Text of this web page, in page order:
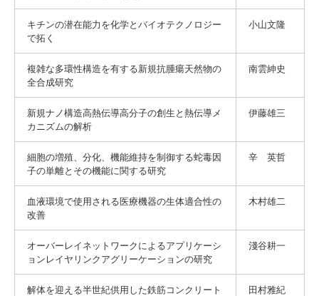
キチンの潜在能力を化学とバイオテクノロジー
で拓く
小山文隆
複雑な多環性構造を有する新規抗腫瘍天然物の
全合成研究
南雲紳史
新規ナノ構造高熱伝導高分子の創生と熱伝導メ
カニズムの解析
伊藤雄三
細胞の増殖、分化、機能維持を制御する蛇毒因
子の単離とその機能に関する研究
辛 英哲
血液環境で使用される医療機器の生体適合性の
改善
木村雄二
オーバーレイネットワークによるアプリケーシ
ョンレイヤリンクアグリーケーションの研究
淺谷耕一
解体を迎える半世紀供用した鉄筋コンクリート
田村雅紀